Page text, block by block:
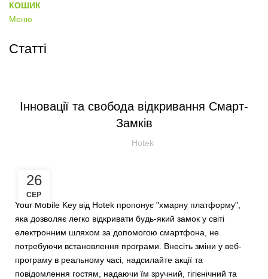
КОШИК
Меню
Статті
Інновації та свобода відкривання Смарт-
Замків
Hotek
26
СЕР
Your Mobile Key від Hotek пропонує "хмарну платформу",
яка дозволяє легко відкривати будь-який замок у світі
електронним шляхом за допомогою смартфона, не
потребуючи встановлення програми. Внесіть зміни у веб-
програму в реальному часі, надсилайте акції та
повідомлення гостям, надаючи їм зручний, гігієнічний та